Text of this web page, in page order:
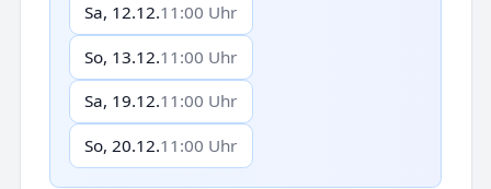
Sa, 12.12.11:00 Uhr
So, 13.12.11:00 Uhr
Sa, 19.12.11:00 Uhr
So, 20.12.11:00 Uhr